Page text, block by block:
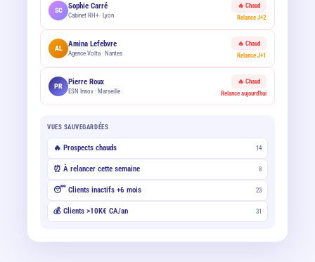
SC Sophie Carré
Cabinet RH+ · Lyon
🔥 Chaud
Relance J+2
AL Amina Lefebvre
Agence Volta · Nantes
🔥 Chaud
Relance J+1
PR Pierre Roux
ESN Innov · Marseille
🔥 Chaud
Relance aujourd'hui
VUES SAUVEGARDÉES
🔥 Prospects chauds 14
⏰ À relancer cette semaine 8
😴 Clients inactifs +6 mois 23
💰 Clients >10K€ CA/an 31